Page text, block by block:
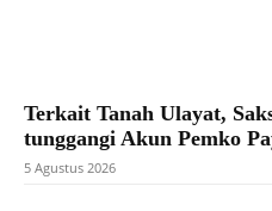
Terkait Tanah Ulayat,
tunggangi Akun Pemko
5 Agustus 2026